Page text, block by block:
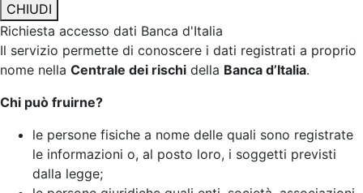
CHIUDI
Richiesta accesso dati Banca d'Italia
Il servizio permette di conoscere i dati registrati a proprio
nome nella Centrale dei rischi della Banca d’Italia.
Chi può fruirne?
le persone fisiche a nome delle quali sono registrate
le informazioni o, al posto loro, i soggetti previsti
dalla legge;